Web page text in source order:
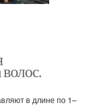
в длине по 1–